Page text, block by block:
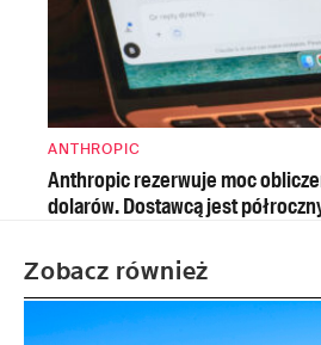
ANTHROPIC
Anthropic rezerwuje moc
dolarów. Dostawcą jest
Zobacz również